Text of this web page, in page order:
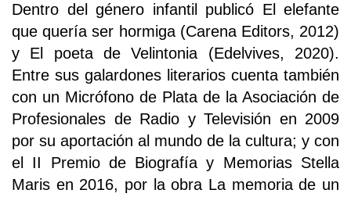
Dentro del género infantil publicó El elefante
que quería ser hormiga (Carena Editors, 2012)
y El poeta de Velintonia (Edelvives, 2020).
Entre sus galardones literarios cuenta también
con un Micrófono de Plata de la Asociación de
Profesionales de Radio y Televisión en 2009
por su aportación al mundo de la cultura; y con
el II Premio de Biografía y Memorias Stella
Maris en 2016, por la obra La memoria de un